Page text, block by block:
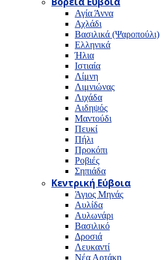
Αγία Άννα
Αχλάδι
Βασιλικά (Ψαροπούλι)
Ελληνικά
Ήλια
Ιστιαία
Λίμνη
Λιμνιώνας
Λιχάδα
Αιδηψός
Μαντούδι
Πευκί
Πήλι
Προκόπι
Ροβιές
Σηπιάδα
Κεντρική Εύβοια
Άγιος Μηνάς
Αυλίδα
Αυλωνάρι
Βασιλικό
Δροσιά
Λευκαντί
Νέα Αρτάκη